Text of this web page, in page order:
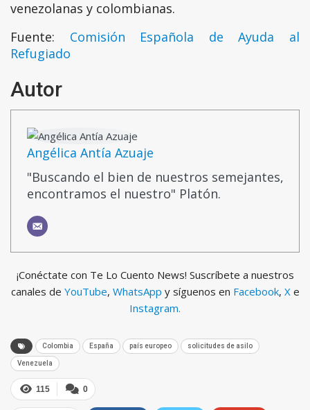
venezolanas y colombianas.
Fuente: Comisión Española de Ayuda al
Refugiado
Autor
Angélica Antía Azuaje
"Buscando el bien de nuestros semejantes,
encontramos el nuestro" Platón.
¡Conéctate con Te Lo Cuento News! Suscríbete a nuestros
canales de YouTube, WhatsApp y síguenos en Facebook, X e
Instagram.
Colombia España país europeo solicitudes de asilo
Venezuela
0
115